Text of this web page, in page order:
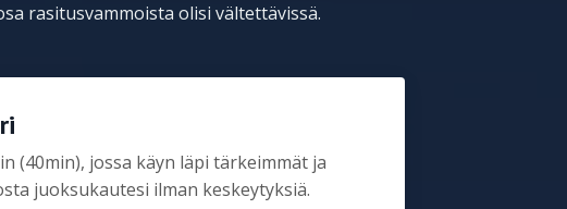
rasitusvammoista olisi vältettävissä.
(40min), jossa käyn läpi tärkeimmät ja
juoksukautesi ilman keskeytyksiä.